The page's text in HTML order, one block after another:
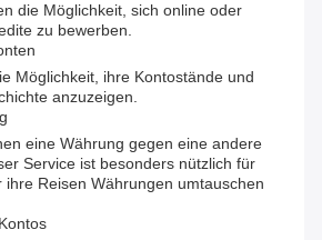
die Möglichkeit, sich online oder
zu bewerben.
Möglichkeit, ihre Kontostände und
anzuzeigen.
eine Währung gegen eine andere
Service ist besonders nützlich für
ihre Reisen Währungen umtauschen